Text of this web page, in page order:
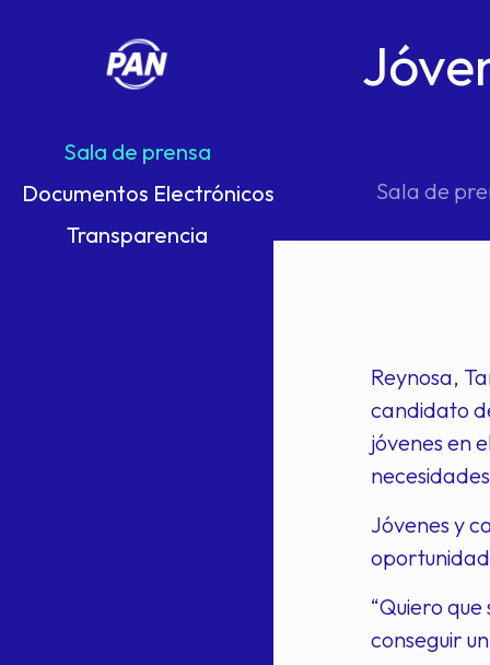
Sala de prensa
Documentos Electrónicos
Transparencia
Sala de
Reynosa,
candidato
jóvenes en
Jóvenes y
“Quiero
conseguir